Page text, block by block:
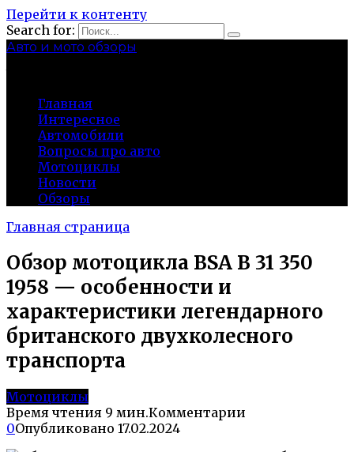
Перейти к контенту
Search for:
Авто и мото обзоры
Главная
Интересное
Автомобили
Вопросы про авто
Мотоциклы
Новости
Обзоры
Главная страница
Обзор мотоцикла BSA B 31 350
1958 — особенности и
характеристики легендарного
британского двухколесного
транспорта
Мотоциклы
Время чтения 9 мин.Комментарии
0Опубликовано 17.02.2024